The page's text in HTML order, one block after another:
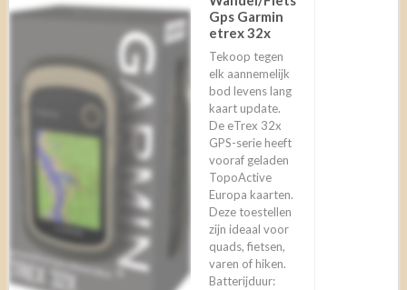
Gps Garmin
etrex 32x
Tekoop tegen
elk aannemelijk
bod levens lang
kaart update.
De eTrex 32x
GPS-serie heeft
vooraf geladen
TopoActive
Europa kaarten.
Deze toestellen
zijn ideaal voor
quads, fietsen,
varen of hiken.
Batterijduur: